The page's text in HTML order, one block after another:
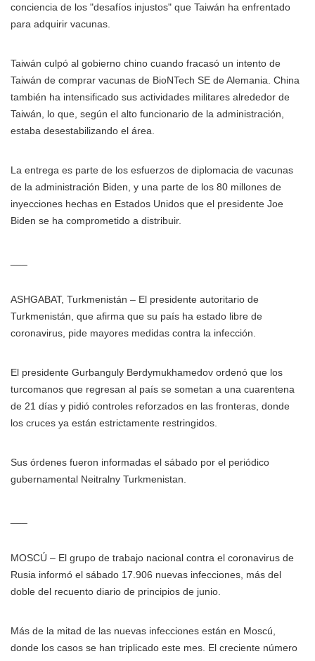
conciencia de los "desafíos injustos" que Taiwán ha enfrentado
para adquirir vacunas.
Taiwán culpó al gobierno chino cuando fracasó un intento de
Taiwán de comprar vacunas de BioNTech SE de Alemania. China
también ha intensificado sus actividades militares alrededor de
Taiwán, lo que, según el alto funcionario de la administración,
estaba desestabilizando el área.
La entrega es parte de los esfuerzos de diplomacia de vacunas
de la administración Biden, y una parte de los 80 millones de
inyecciones hechas en Estados Unidos que el presidente Joe
Biden se ha comprometido a distribuir.
ASHGABAT, Turkmenistán – El presidente autoritario de
Turkmenistán, que afirma que su país ha estado libre de
coronavirus, pide mayores medidas contra la infección.
El presidente Gurbanguly Berdymukhamedov ordenó que los
turcomanos que regresan al país se sometan a una cuarentena
de 21 días y pidió controles reforzados en las fronteras, donde
los cruces ya están estrictamente restringidos.
Sus órdenes fueron informadas el sábado por el periódico
gubernamental Neitralny Turkmenistan.
MOSCÚ – El grupo de trabajo nacional contra el coronavirus de
Rusia informó el sábado 17.906 nuevas infecciones, más del
doble del recuento diario de principios de junio.
Más de la mitad de las nuevas infecciones están en Moscú,
donde los casos se han triplicado este mes. El creciente número